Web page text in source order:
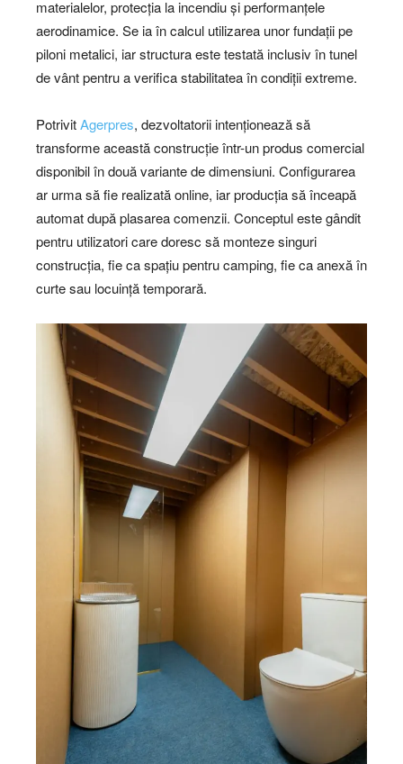
materialelor, protecția la incendiu și performanțele
aerodinamice. Se ia în calcul utilizarea unor fundații pe
piloni metalici, iar structura este testată inclusiv în tunel
de vânt pentru a verifica stabilitatea în condiții extreme.
PotrivitAgerpres, dezvoltatorii intenționează să
transforme această construcție într-un produs comercial
disponibil în două variante de dimensiuni. Configurarea
ar urma să fie realizată online, iar producția să înceapă
automat după plasarea comenzii. Conceptul este gândit
pentru utilizatori care doresc să monteze singuri
construcția, fie ca spațiu pentru camping, fie ca anexă în
curte sau locuință temporară.